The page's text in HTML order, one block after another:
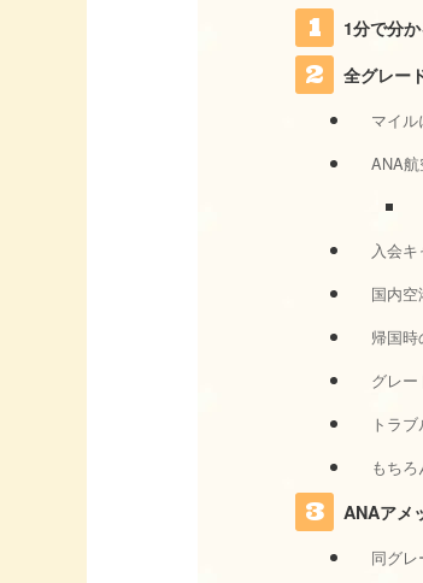
1分で分
全グレー
マイル
ANA
入会
国内
帰国時
グレ
トラ
もち
ANAアメ
同グ